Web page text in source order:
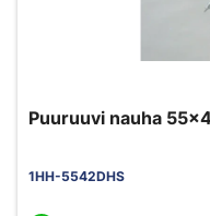
Puuruuvi nauha
1HH-5542DHS